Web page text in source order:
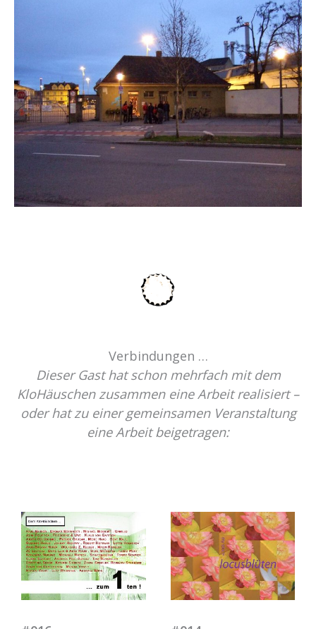
Verbindungen …
Dieser Gast hat schon mehrfach mit dem
KloHäuschen zusammen eine Arbeit realisiert –
oder hat zu einer gemeinsamen Veranstaltung
eine Arbeit beigetragen: